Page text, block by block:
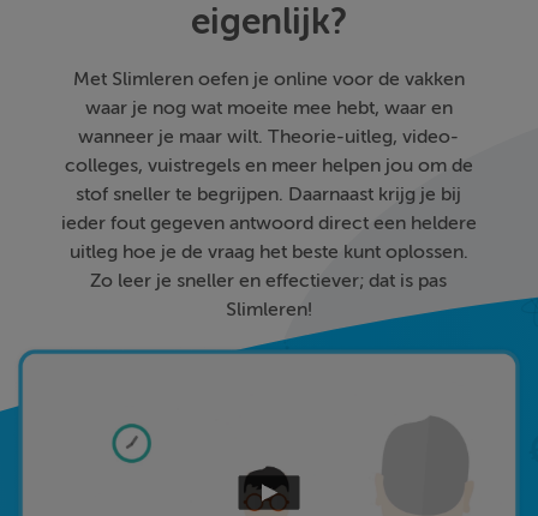
eigenlijk?
Met Slimleren oefen je online voor de vakken
waar je nog wat moeite mee hebt, waar en
wanneer je maar wilt. Theorie-uitleg, video-
colleges, vuistregels en meer helpen jou om de
stof sneller te begrijpen. Daarnaast krijg je bij
ieder fout gegeven antwoord direct een heldere
uitleg hoe je de vraag het beste kunt oplossen.
Zo leer je sneller en effectiever; dat is pas
Slimleren!